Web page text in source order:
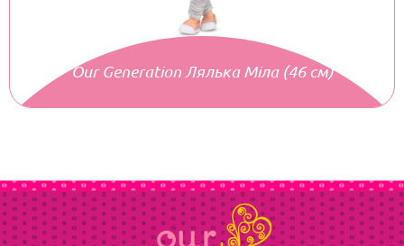
Our Generation Лялька Міла (46 см)